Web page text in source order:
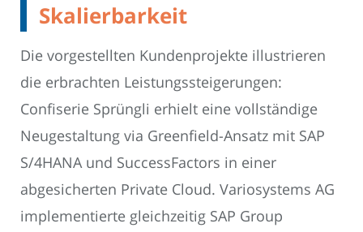
Skalierbarkeit
Die vorgestellten Kundenprojekte illustrieren
die erbrachten Leistungssteigerungen:
Confiserie Sprüngli erhielt eine vollständige
Neugestaltung via Greenfield-Ansatz mit SAP
S/4HANA und SuccessFactors in einer
abgesicherten Private Cloud. Variosystems AG
implementierte gleichzeitig SAP Group